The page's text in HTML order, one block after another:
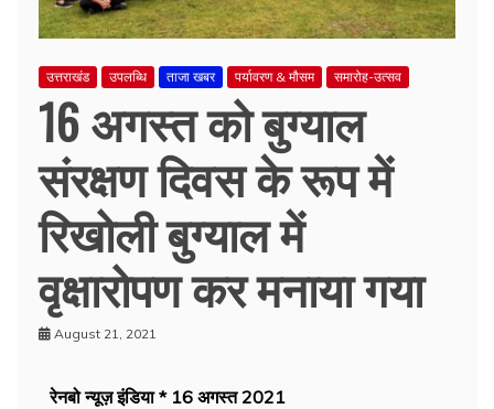
उत्तराखंड उपलब्धि ताजा खबर पर्यावरण & मौसम समारोह-उत्सव
16 अगस्त को बुग्याल
संरक्षण दिवस के रूप में
रिखोली बुग्याल में
वृक्षारोपण कर मनाया गया
August 21, 2021
रेनबो न्यूज़ इंडिया * 16 अगस्त 2021